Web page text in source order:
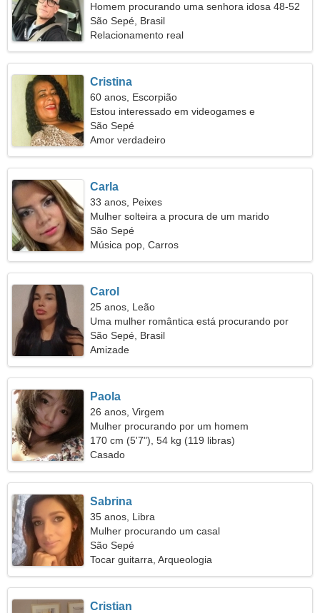
Homem procurando uma senhora idosa 48-52
São Sepé, Brasil
Relacionamento real
Cristina
60 anos, Escorpião
Estou interessado em videogames e
skateboarding
São Sepé
Amor verdadeiro
Carla
33 anos, Peixes
Mulher solteira a procura de um marido
São Sepé
Música pop, Carros
Carol
25 anos, Leão
Uma mulher romântica está procurando por
alguém como você
São Sepé, Brasil
Amizade
Paola
26 anos, Virgem
Mulher procurando por um homem
170 cm (5'7"), 54 kg (119 libras)
Casado
Sabrina
35 anos, Libra
Mulher procurando um casal
São Sepé
Tocar guitarra, Arqueologia
Cristian